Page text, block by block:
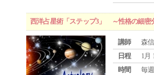
西洋占星術「ステップ3」 ～性格の細密
講師
森
日程
1月
時間
毎